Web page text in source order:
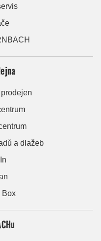
a dlažeb
Box